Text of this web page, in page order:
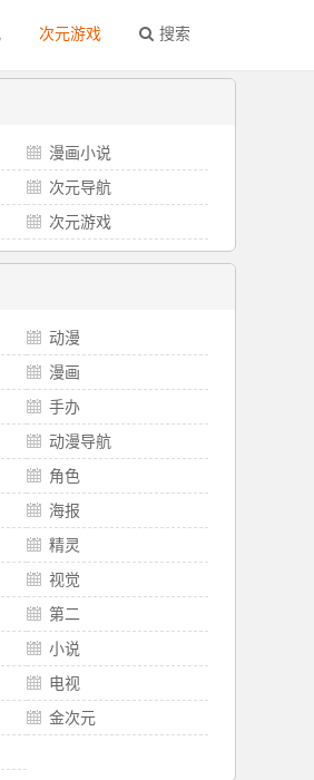
次元游戏 搜索
漫画小说
次元导航
次元游戏
动漫
漫画
手办
动漫导航
角色
海报
精灵
视觉
第二
小说
电视
金次元